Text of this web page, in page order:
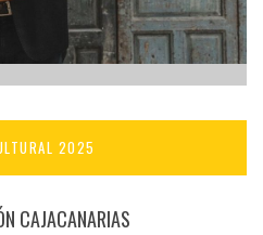
2025
CAJACANARIAS